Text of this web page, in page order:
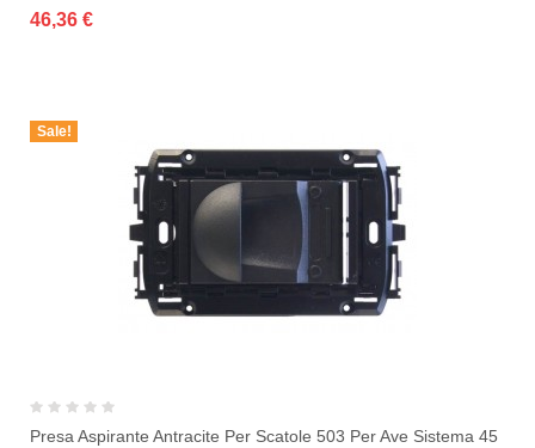
46,36 €
Sale!
Presa Aspirante Antracite Per Scatole 503 Per Ave Sistema 45